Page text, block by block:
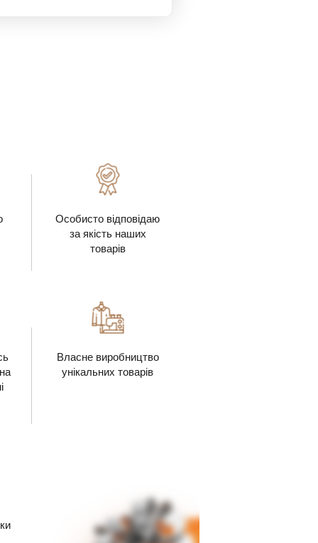
Особисто відповідаю
за якість наших
товарів
Власне виробництво
унікальних товарів